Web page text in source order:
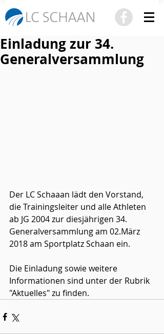
Einladung zur 34.
Generalversammlung
Der LC Schaaan lädt den Vorstand,
die Trainingsleiter und alle Athleten
ab JG 2004 zur diesjährigen 34.
Generalversammlung am 02.März
2018 am Sportplatz Schaan ein.
Die Einladung sowie weitere
Informationen sind unter der Rubrik
"Aktuelles" zu finden.